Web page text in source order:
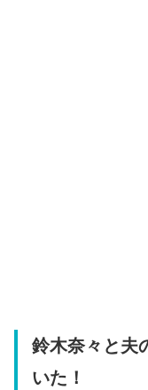
鈴木奈々と夫
いた！